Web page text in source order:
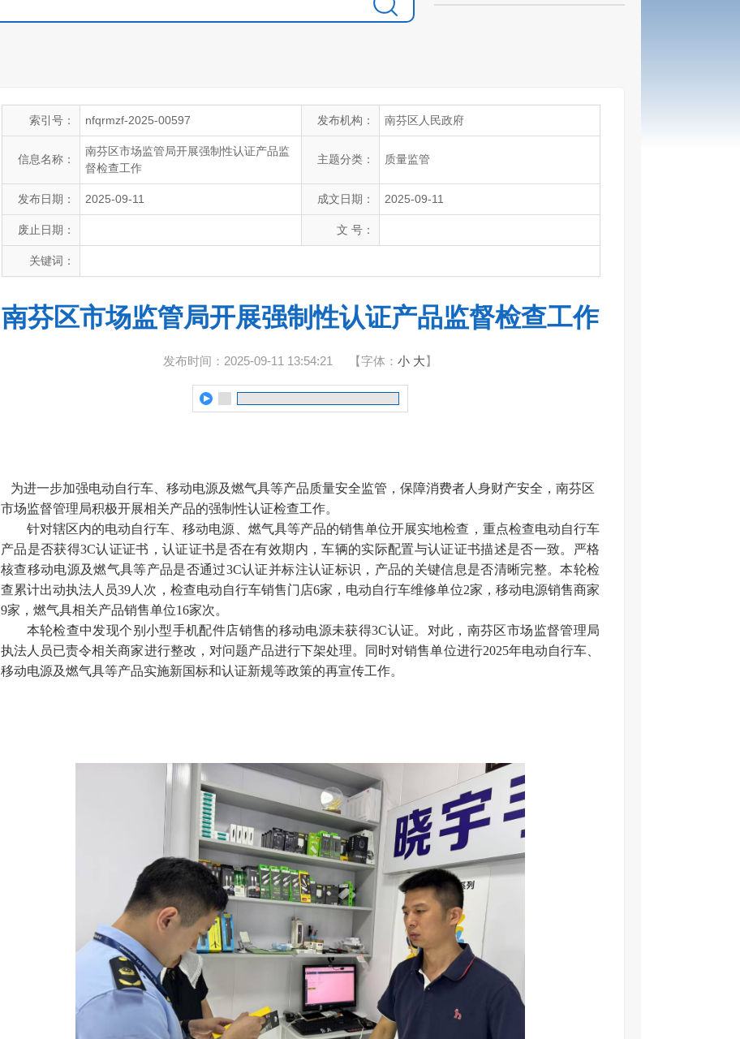
索引号： nfqrmzf-2025-00597 发布机构： 南芬区人民政府
信息名称：
南芬区市场监管局开展强制性认证产品监
督检查工作
主题分类： 质量监管
发布日期： 2025-09-11 成文日期： 2025-09-11
废止日期： 文 号：
关键词：
南芬区市场监管局开展强制性认证产品监督检查工作
发布时间：2025-09-11 13:54:21 【字体： 小 大】
为进一步加强电动自行车、移动电源及燃气具等产品质量安全监管，保障消费者人身财产安全，南芬区
市场监督管理局积极开展相关产品的强制性认证检查工作。
针对辖区内的电动自行车、移动电源、燃气具等产品的销售单位开展实地检查，重点检查电动自行车
产品是否获得3C认证证书，认证证书是否在有效期内，车辆的实际配置与认证证书描述是否一致。严格
核查移动电源及燃气具等产品是否通过3C认证并标注认证标识，产品的关键信息是否清晰完整。本轮检
查累计出动执法人员39人次，检查电动自行车销售门店6家，电动自行车维修单位2家，移动电源销售商家
9家，燃气具相关产品销售单位16家次。
本轮检查中发现个别小型手机配件店销售的移动电源未获得3C认证。对此，南芬区市场监督管理局
执法人员已责令相关商家进行整改，对问题产品进行下架处理。同时对销售单位进行2025年电动自行车、
移动电源及燃气具等产品实施新国标和认证新规等政策的再宣传工作。